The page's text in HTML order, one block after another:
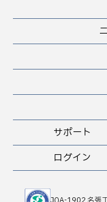
サポート
ログイン